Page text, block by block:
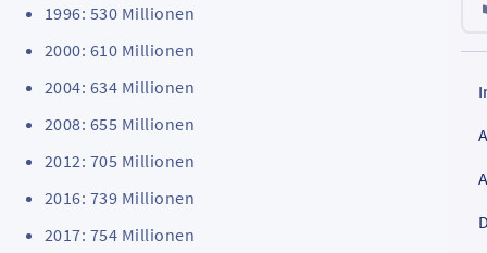
1996: 530 Millionen
2000: 610 Millionen
2004: 634 Millionen
2008: 655 Millionen
2012: 705 Millionen
2016: 739 Millionen
2017: 754 Millionen